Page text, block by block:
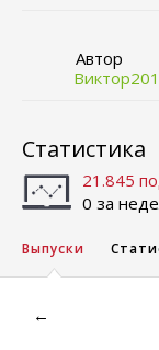
Автор
Статистика
21.845
0 за
Выпуски
←